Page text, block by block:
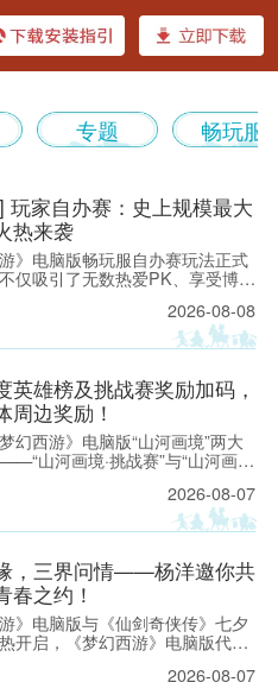
专题 畅玩服
玩家自办赛：史上规模最大
热来袭
游》电脑版畅玩服自办赛玩法正式
仅吸引了无数热爱PK、享受博弈
血激情的“1V1”单挑赛。近日，
击】服务器的「热血飞扬」发起了
位少侠参与、总奖池超10万仙
单挑赛。
2026-08-08
英雄榜及挑战赛奖励加码，
周边奖励！
幻西游》电脑版“山河画境”两大
山河画境·挑战赛”与“山河画境
、挑战自我，我们为两大玩法新增
周边奖励，各位少侠将有机会赢取
办、青花瓷鬼将手办等典藏好
。
2026-08-07
，三界问情——杨洋邀你共
春之约！
游》电脑版与《仙剑奇侠传》七夕
开启，《梦幻西游》电脑版代言
2026-08-07